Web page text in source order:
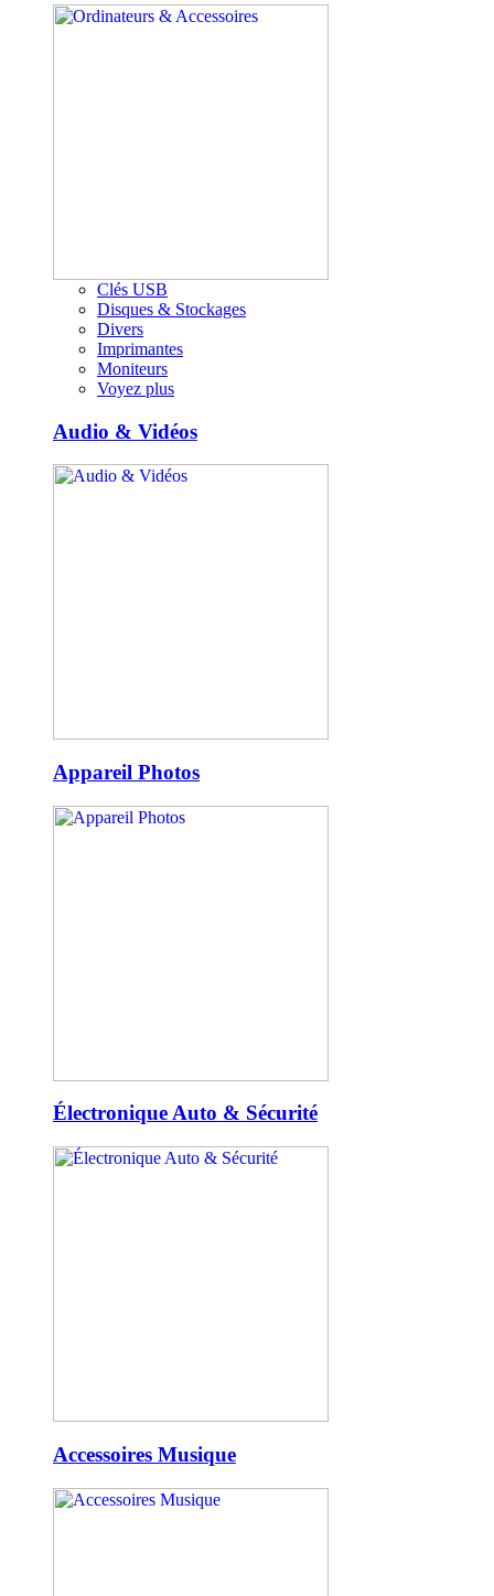
Clés USB
Disques & Stockages
Divers
Imprimantes
Moniteurs
Voyez plus
Audio & Vidéos
Appareil Photos
Électronique Auto & Sécurité
Accessoires Musique